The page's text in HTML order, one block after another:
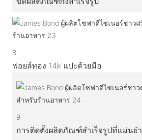
8
ฟอยล์ทอง 14k แปะด้วยมือ
9
การติดตั้งผลิตภัณฑ์สำเร็จรูปที่แม่นยำ